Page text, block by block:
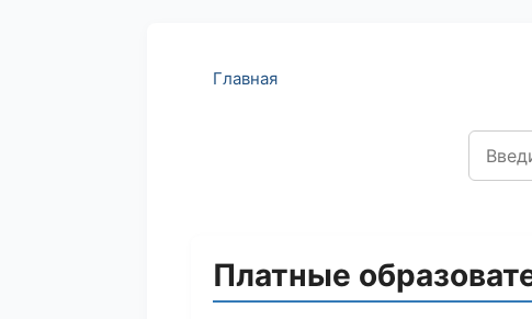
Главная
Платные